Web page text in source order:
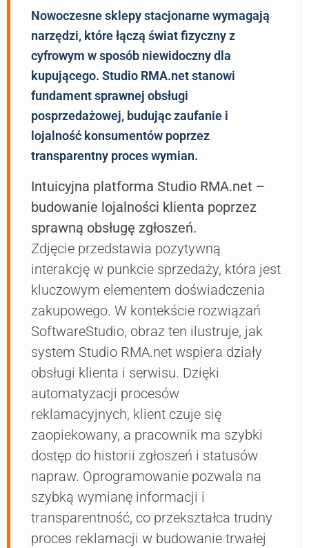
Nowoczesne sklepy stacjonarne wymagają
narzędzi, które łączą świat fizyczny z
cyfrowym w sposób niewidoczny dla
kupującego. Studio RMA.net stanowi
fundament sprawnej obsługi
posprzedażowej, budując zaufanie i
lojalność konsumentów poprzez
transparentny proces wymian.
Intuicyjna platforma Studio RMA.net –
budowanie lojalności klienta poprzez
sprawną obsługę zgłoszeń.
Zdjęcie przedstawia pozytywną
interakcję w punkcie sprzedaży, która jest
kluczowym elementem doświadczenia
zakupowego. W kontekście rozwiązań
SoftwareStudio, obraz ten ilustruje, jak
system Studio RMA.net wspiera działy
obsługi klienta i serwisu. Dzięki
automatyzacji procesów
reklamacyjnych, klient czuje się
zaopiekowany, a pracownik ma szybki
dostęp do historii zgłoszeń i statusów
napraw. Oprogramowanie pozwala na
szybką wymianę informacji i
transparentność, co przekształca trudny
proces reklamacji w budowanie trwałej